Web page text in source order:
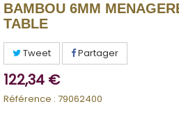
BAMBOU 6MM
TABLE
Tweet Partager
122,34 €
Référence : 79062400